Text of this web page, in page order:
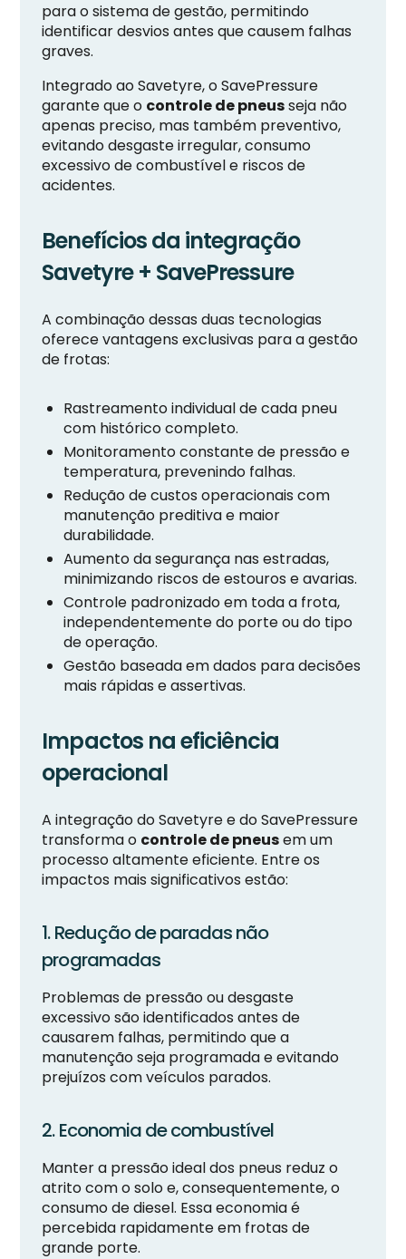
para o sistema de gestão, permitindo
identificar desvios antes que causem falhas
graves.
Integrado ao Savetyre, o SavePressure
garante que o controle de pneusseja não
apenas preciso, mas também preventivo,
evitando desgaste irregular, consumo
excessivo de combustível e riscos de
acidentes.
Benefícios da integração
Savetyre + SavePressure
A combinação dessas duas tecnologias
oferece vantagens exclusivas para a gestão
de frotas:
Rastreamento individual de cada pneu
com histórico completo.
Monitoramento constante de pressão e
temperatura, prevenindo falhas.
Redução de custos operacionais com
manutenção preditiva e maior
durabilidade.
Aumento da segurança nas estradas,
minimizando riscos de estouros e avarias.
Controle padronizado em toda a frota,
independentemente do porte ou do tipo
de operação.
Gestão baseada em dados para decisões
mais rápidas e assertivas.
Impactos na eficiência
operacional
A integração do Savetyre e do SavePressure
transforma o controle de pneusem um
processo altamente eficiente. Entre os
impactos mais significativos estão:
1. Redução de paradas não
programadas
Problemas de pressão ou desgaste
excessivo são identificados antes de
causarem falhas, permitindo que a
manutenção seja programada e evitando
prejuízos com veículos parados.
2. Economia de combustível
Manter a pressão ideal dos pneus reduz o
atrito com o solo e, consequentemente, o
consumo de diesel. Essa economia é
percebida rapidamente em frotas de
grande porte.